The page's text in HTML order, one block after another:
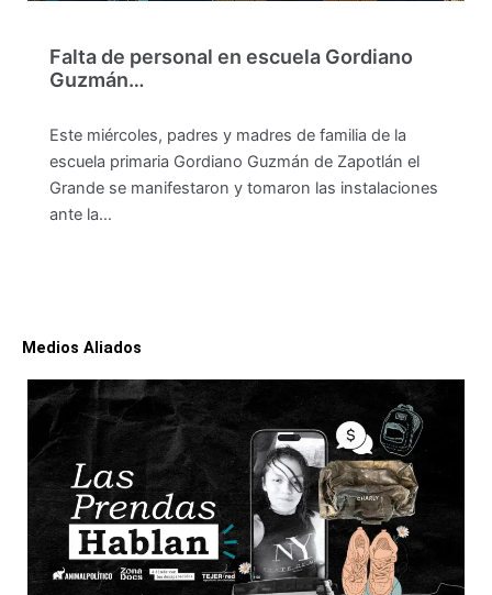
Falta de personal en escuela Gordiano
Guzmán…
Este miércoles, padres y madres de familia de la
escuela primaria Gordiano Guzmán de Zapotlán el
Grande se manifestaron y tomaron las instalaciones
ante la…
Medios Aliados